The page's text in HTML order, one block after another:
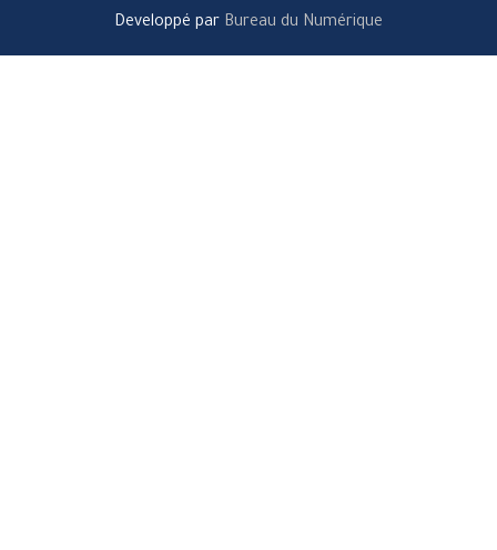
Developpé par Bureau du Numérique